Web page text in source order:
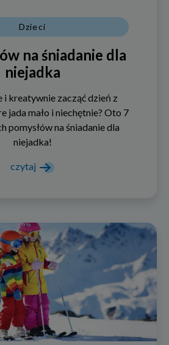
Dzieci
na śniadanie dla
niejadka
i kreatywnie zacząć dzień z
jada mało i niechętnie? Oto 7
pomysłów na śniadanie dla
niejadka!
czytaj